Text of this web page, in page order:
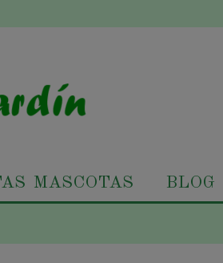
MASCOTAS BLOG